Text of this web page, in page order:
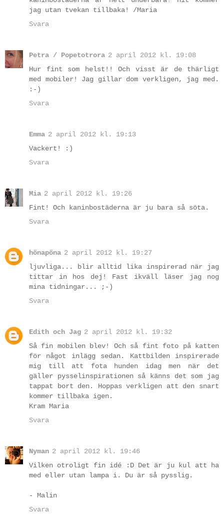
jag utan tvekan tillbaka! /Maria
Svara
Petra / Popetotrora 2 april 2012 kl. 19:08
Hur fint som helst!! Och visst är de thärligt
med mobiler! Jag gillar dom verkligen, jag med.
:-)
Svara
Emma 2 april 2012 kl. 19:13
Vackert! :)
Svara
Mia 2 april 2012 kl. 19:26
Fint! Och kaninbostäderna är ju bara så söta.
Svara
hönapöna 2 april 2012 kl. 19:27
ljuvliga... blir alltid lika inspirerad när jag
tittar in hos dej! Fast ikväll läser jag nog
mina tidningar... ;-)
Svara
Edith och Jag 2 april 2012 kl. 19:32
Så fin mobilen blev! Och så fint foto på katten
för något inlägg sedan. Kattbilden inspirerade
mig till att fota hunden idag men när det
gäller pysselinspirationen så känns det som jag
tappat bort den. Hoppas verkligen att den snart
kommer tillbaka igen.
Kram Maria
Svara
Nyman 2 april 2012 kl. 19:46
Vilken otroligt fin idé :D Det är ju kul att ha
med eller utan lampa i. Du är så pysslig.
- Malin
Svara